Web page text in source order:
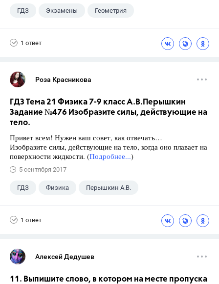
ГДЗ Экзамены Геометрия
1 ответ
Роза Красникова
ГДЗ Тема 21 Физика 7-9 класс А.В.Перышкин
Задание №476 Изобразите силы, действующие на
тело.
Привет всем! Нужен ваш совет, как отвечать…
Изобразите силы, действующие на тело, когда оно плавает на
поверхности жидкости. (Подробнее...)
5 сентября 2017
ГДЗ Физика Перышкин А.В.
1 ответ
Алексей Дедушев
11. Выпишите слово, в котором на месте пропуска